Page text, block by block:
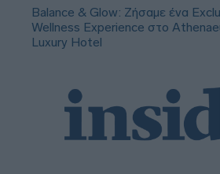
Balance & Glow: Ζήσαμε ένα
Wellness Experience στο
Luxury Hotel